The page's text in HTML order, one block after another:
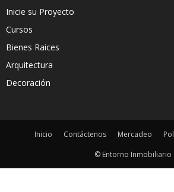
Inicie su Proyecto
Cursos
Bienes Raices
Arquitectura
Decoración
Inicio Contáctenos Mercadeo
© Entorno Inmobiliario